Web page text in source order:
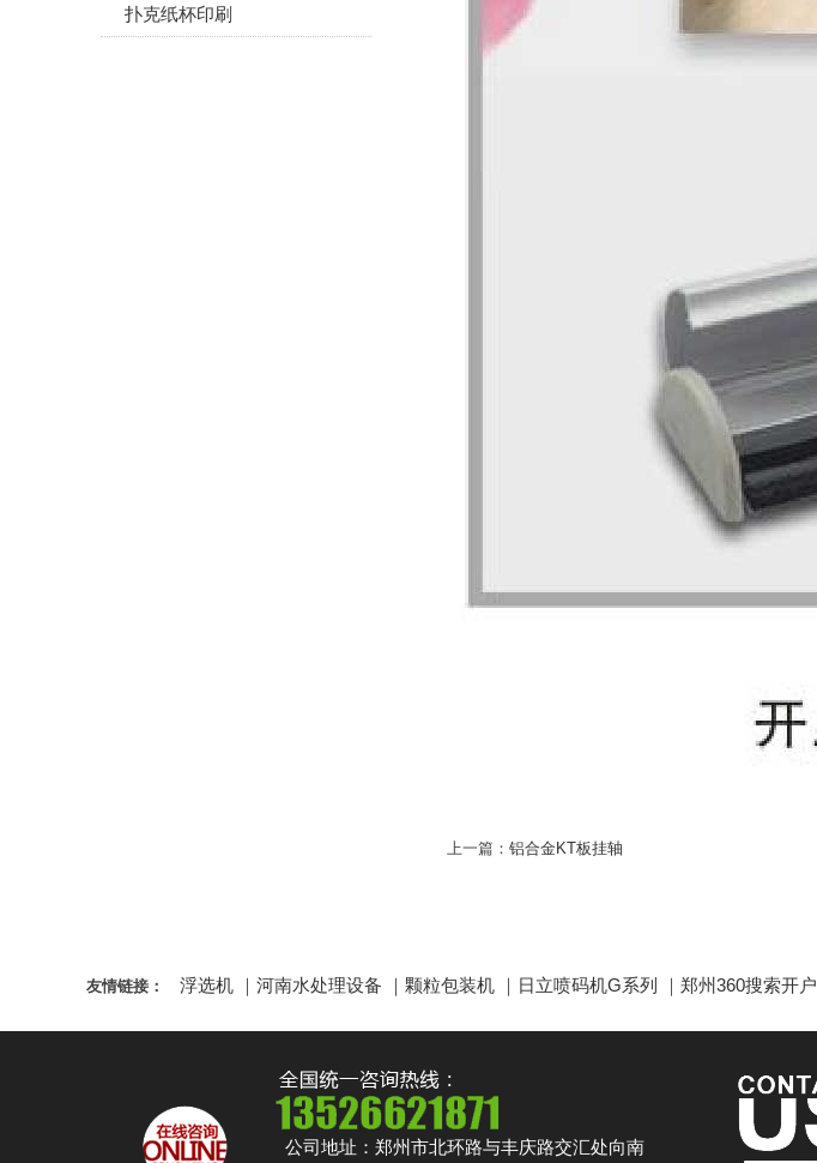
上一篇： 铝合金KT板挂轴
扑克纸杯印刷
友情链接： 浮选机 ｜ 河南水处理设备 ｜ 颗粒包装机 ｜ 日立喷码机G系列 ｜ 郑州360搜索开户
公司地址：郑州市北环路与丰庆路交汇处向南